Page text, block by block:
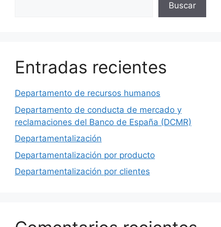
Buscar
Entradas recientes
Departamento de recursos humanos
Departamento de conducta de mercado y
reclamaciones del Banco de España (DCMR)
Departamentalización
Departamentalización por producto
Departamentalización por clientes